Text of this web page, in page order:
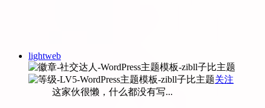
lightweb
关注
这家伙很懒，什么都没有写...